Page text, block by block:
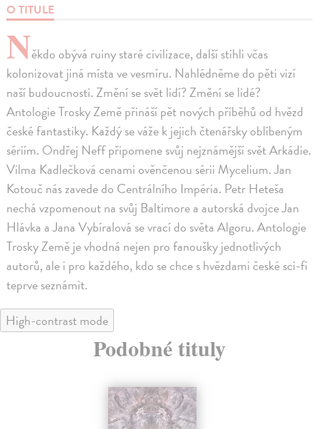
O TITULE
Někdo obývá ruiny staré civilizace, další stihli včas
kolonizovat jiná místa ve vesmíru. Nahlédněme do pěti vizí
naší budoucnosti. Změní se svět lidí? Změní se lidé?
Antologie Trosky Země přináší pět nových příběhů od hvězd
české fantastiky. Každý se váže k jejich čtenářsky oblíbeným
sériím. Ondřej Neff připomene svůj nejznámější svět Arkádie.
Vilma Kadlečková cenami ověnčenou sérii Mycelium. Jan
Kotouč nás zavede do Centrálního Impéria. Petr Heteša
nechá vzpomenout na svůj Baltimore a autorská dvojce Jan
Hlávka a Jana Vybíralová se vrací do světa Algoru. Antologie
Trosky Země je vhodná nejen pro fanoušky jednotlivých
autorů, ale i pro každého, kdo se chce s hvězdami české sci-fi
teprve seznámit.
High-contrast mode
Podobné tituly